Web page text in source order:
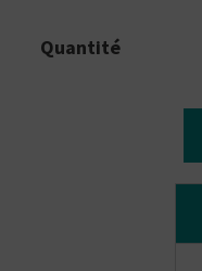
Quantité